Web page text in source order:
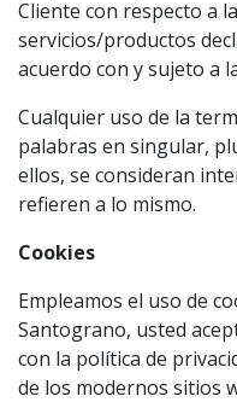
Cliente con respecto a
servicios/productos
acuerdo con y sujeto a
Cualquier uso de la
palabras en singular,
ellos, se consideran
refieren a lo mismo.
Cookies
Empleamos el uso de
Santograno, usted
con la política de
de los modernos sitios